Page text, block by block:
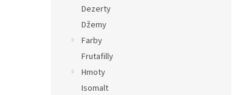
Dezerty
Džemy
Farby
Frutafilly
Hmoty
Isomalt